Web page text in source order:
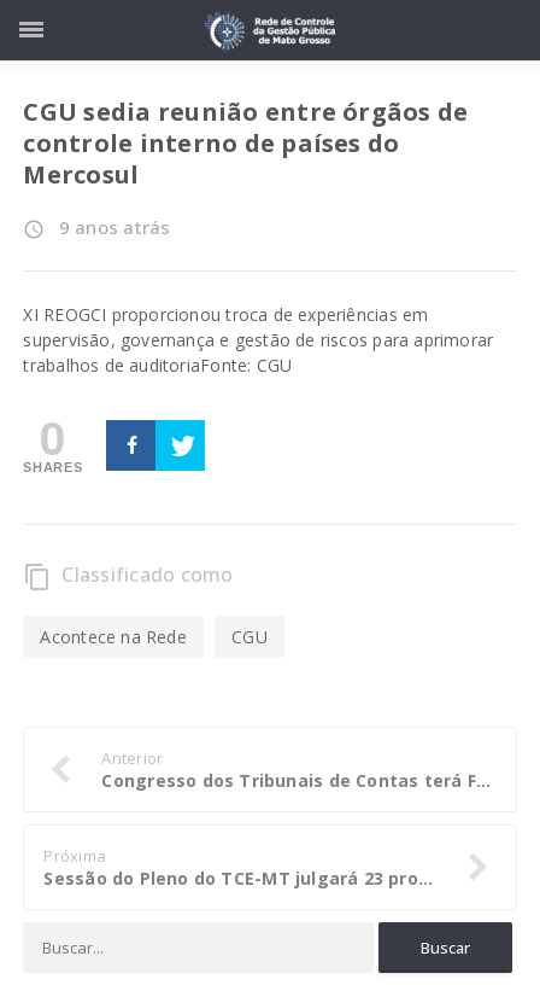
CGU sedia reunião entre órgãos de
controle interno de países do
Mercosul
access_time 9 anos atrás
XI REOGCI proporcionou troca de experiências em
supervisão, governança e gestão de riscos para aprimorar
trabalhos de auditoriaFonte: CGU
0
SHARES
content_copy Classificado como
Acontece na Rede CGU
Anterior
Congresso dos Tribunais de Contas terá Feira do Conhecimento
Próxima
Sessão do Pleno do TCE-MT julgará 23 processos esta semana